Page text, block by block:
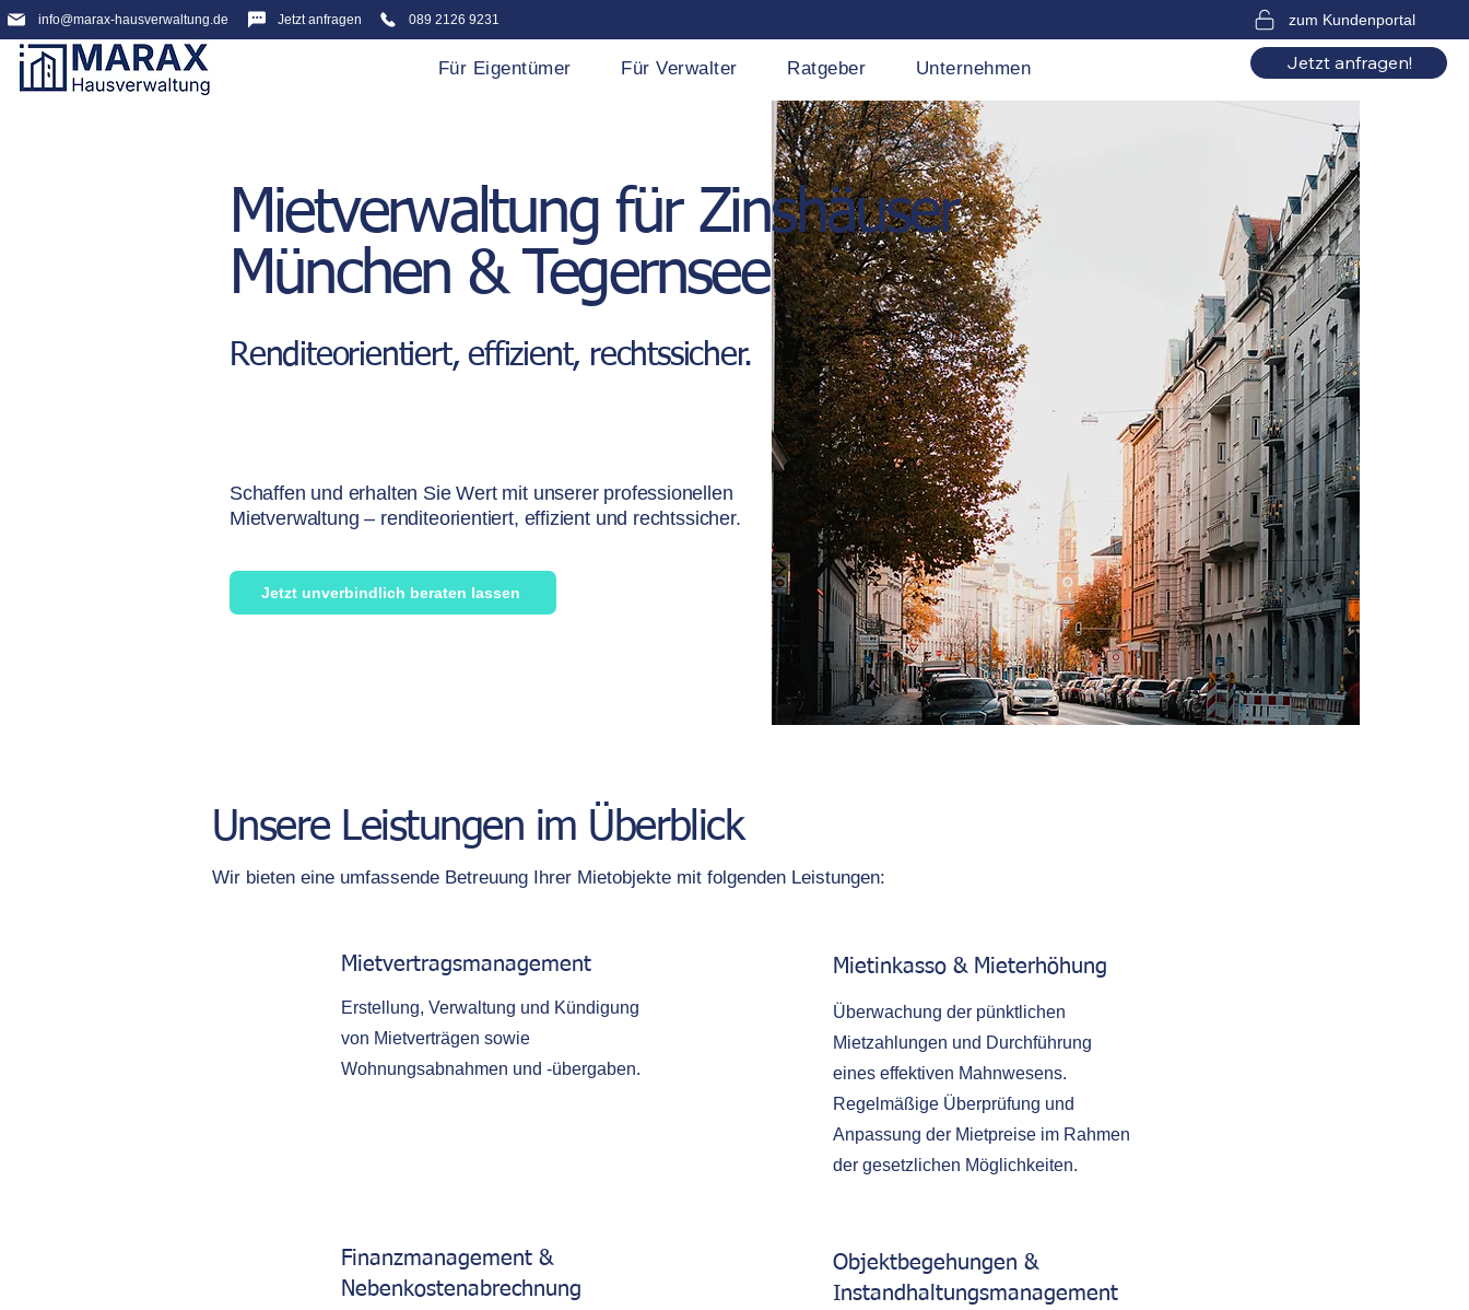
info@marax-hausverwaltung.de Jetzt anfragen 089 2126 9231 zum Kundenportal
Für Eigentümer Für Verwalter Ratgeber Unternehmen Jetzt anfragen!
Schaffen und erhalten Sie Wert mit unserer professionellen
Mietverwaltung – renditeorientiert, effizient und rechtssicher.
Jetzt unverbindlich beraten lassen
Mietverwaltung für Zinshäuser
München & Tegernsee
Renditeorientiert, effizient, rechtssicher.
Unsere Leistungen im Überblick
Wir bieten eine umfassende Betreuung Ihrer Mietobjekte mit folgenden Leistungen:​
Mietvertragsmanagement
Erstellung, Verwaltung und Kündigung
von Mietverträgen sowie
Wohnungsabnahmen und -übergaben.
Finanzmanagement &
Nebenkostenabrechnung
Mietinkasso & Mieterhöhung
Überwachung der pünktlichen
Mietzahlungen und Durchführung
eines effektiven Mahnwesens.
Regelmäßige Überprüfung und
Anpassung der Mietpreise im Rahmen
der gesetzlichen Möglichkeiten.
Objektbegehungen &
Instandhaltungsmanagement